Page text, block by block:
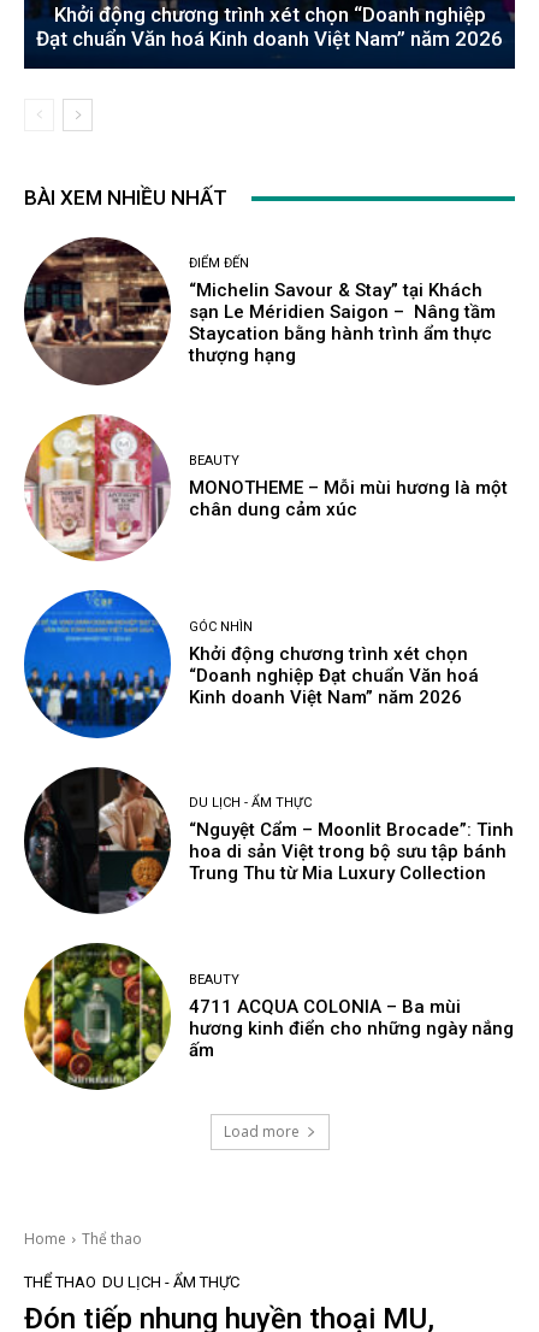
Khởi động chương trình xét chọn “Doanh nghiệp
Đạt chuẩn Văn hoá Kinh doanh Việt Nam” năm 2026
BÀI XEM NHIỀU NHẤT
ĐIỂM ĐẾN
“Michelin Savour & Stay” tại Khách
sạn Le Méridien Saigon – Nâng tầm
Staycation bằng hành trình ẩm thực
thượng hạng
BEAUTY
MONOTHEME – Mỗi mùi hương là một
chân dung cảm xúc
GÓC NHÌN
Khởi động chương trình xét chọn
“Doanh nghiệp Đạt chuẩn Văn hoá
Kinh doanh Việt Nam” năm 2026
DU LỊCH - ẨM THỰC
“Nguyệt Cẩm – Moonlit Brocade”: Tinh
hoa di sản Việt trong bộ sưu tập bánh
Trung Thu từ Mia Luxury Collection
BEAUTY
4711 ACQUA COLONIA – Ba mùi
hương kinh điển cho những ngày nắng
ấm
Load more